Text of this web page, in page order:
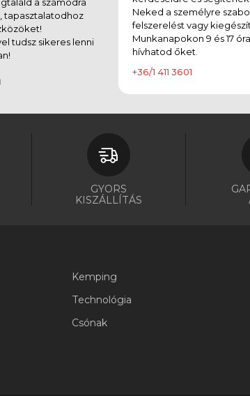
a számodra
tapasztalatodhoz
tudsz sikeres lenni
Neked a személyre
felszerelést vagy
Munkanapokon 9 és 17
hívhatod őket.
+36/1 411 3601
GYORS
KISZÁLLÍTÁS
Kemping
Technológia
Csónak